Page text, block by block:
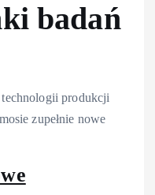
badań
produkcji
zupełnie nowe